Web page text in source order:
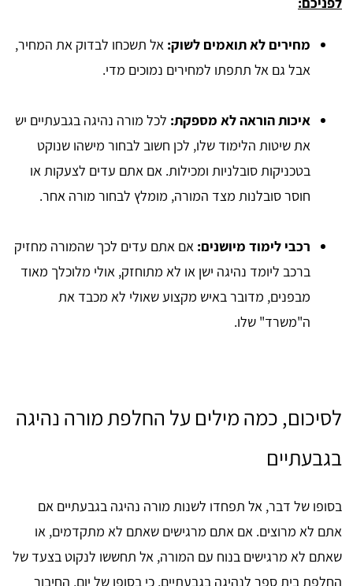
מחירים לא תואמים לשוק: אל תשכחו לבדוק את המחיר,
אבל גם אל תתפתו למחירים נמוכים מדי.
איכות הוראה לא מספקת: לכל מורה נהיגה בגבעתיים יש
את שיטות הלימוד שלו, לכן חשוב לבחור מישהו שנוקט
בטכניקות סובלניות ומכילות. אם אתם עדים לצעקות או
חוסר סובלנות מצד המורה, מומלץ לבחור מורה אחר.
רכבי לימוד מיושנים: אם אתם עדים לכך שהמורה מחזיק
ברכב ליומד נהיגה ישן או לא מתוחזק, אולי מלוכלך מאוד
מבפנים, מדובר באיש מקצוע שאולי לא מכבד את
ה"משרד" שלו.
לסיכום, כמה מילים על החלפת מורה נהיגה
בגבעתיים
בסופו של דבר, אל תפחדו לשנות מורה נהיגה בגבעתיים אם
אתם לא מרוצים. אם אתם מרגישים שאתם לא מתקדמים, או
שאתם לא מרגישים בנוח עם המורה, אל תחששו לנקוט בצעד של
החלפת בית ספר לנהיגה בגבעתיים, כי בסופו של יום, החיבור